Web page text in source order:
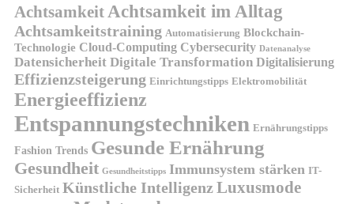
AchtsamkeitAchtsamkeit im Alltag
Achtsamkeitstraining Automatisierung Blockchain-
Technologie Cloud-Computing Cybersecurity Datenanalyse
Datensicherheit Digitale Transformation Digitalisierung
Effizienzsteigerung Einrichtungstipps Elektromobilität
Energieeffizienz
Entspannungstechniken Ernährungstipps
Fashion Trends Gesunde Ernährung
Gesundheit Gesundheitstipps Immunsystem stärken IT-
Sicherheit Künstliche IntelligenzLuxusmode